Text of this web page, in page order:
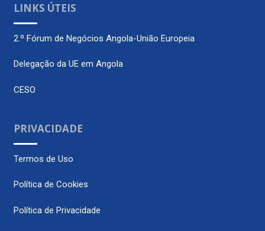
LINKS ÚTEIS
2.º Fórum de Negócios Angola-União Europeia
Delegação da UE em Angola
CESO
PRIVACIDADE
Termos de Uso
Política de Cookies
Política de Privacidade